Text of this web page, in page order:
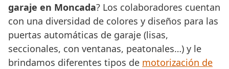
garaje en Moncada? Los colaboradores cuentan
con una diversidad de colores y diseños para las
puertas automáticas de garaje (lisas,
seccionales, con ventanas, peatonales…) y le
brindamos diferentes tipos de motorización de